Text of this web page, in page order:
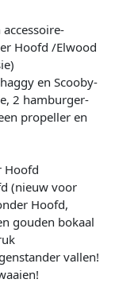
Hoofd /Elwood
en Scooby-
2 hamburger-
propeller en
Hoofd
(nieuw voor
Hoofd,
gouden bokaal
vallen!